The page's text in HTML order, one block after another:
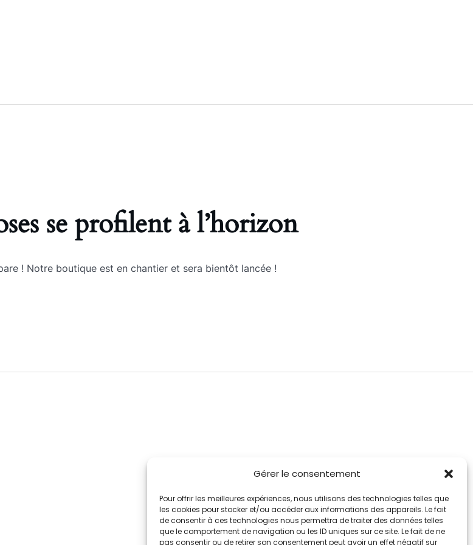
Gérer le consentement
Pour offrir les meilleures expériences, nous utilisons des technologies telles que
les cookies pour stocker et/ou accéder aux informations des appareils. Le fait
de consentir à ces technologies nous permettra de traiter des données telles
que le comportement de navigation ou les ID uniques sur ce site. Le fait de ne
pas consentir ou de retirer son consentement peut avoir un effet négatif sur
se profilent à l’horizon
! Notre boutique est en chantier et sera bientôt lancée !